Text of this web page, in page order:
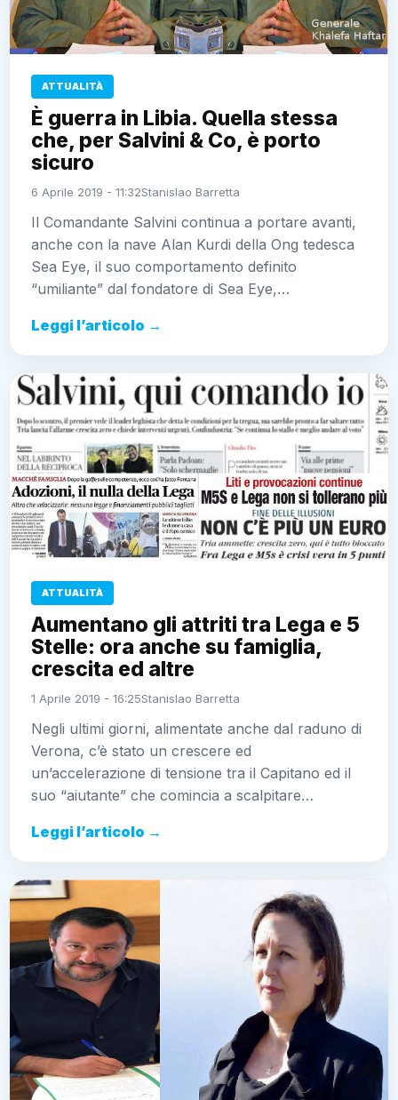
ATTUALITÀ
È guerra in Libia. Quella stessa
che, per Salvini & Co, è porto
sicuro
6 Aprile 2019 - 11:32Stanislao Barretta
Il Comandante Salvini continua a portare avanti,
anche con la nave Alan Kurdi della Ong tedesca
Sea Eye, il suo comportamento definito
“umiliante” dal fondatore di Sea Eye,…
Leggi l’articolo →
ATTUALITÀ
Aumentano gli attriti tra Lega e 5
Stelle: ora anche su famiglia,
crescita ed altre
1 Aprile 2019 - 16:25Stanislao Barretta
Negli ultimi giorni, alimentate anche dal raduno di
Verona, c’è stato un crescere ed
un’accelerazione di tensione tra il Capitano ed il
suo “aiutante” che comincia a scalpitare…
Leggi l’articolo →